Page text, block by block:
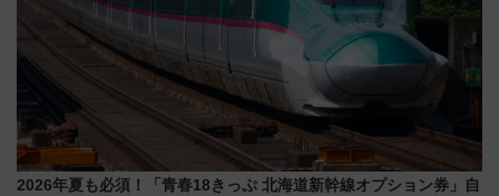
2026年夏も必須！「青春18きっぷ 北海道新幹線オプション券」自